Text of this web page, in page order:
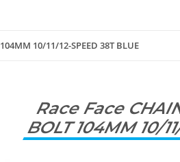
10/11/12-SPEED 38T BLUE
Race Face
BOLT 104MM 10/